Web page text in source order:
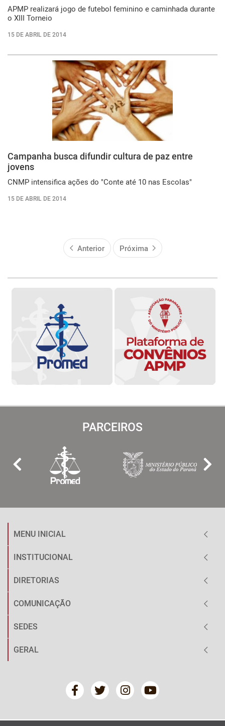
APMP realizará jogo de futebol feminino e caminhada durante
o XIII Torneio
15 DE ABRIL DE 2014
Campanha busca difundir cultura de paz entre
jovens
CNMP intensifica ações do "Conte até 10 nas Escolas"
15 DE ABRIL DE 2014
Anterior Próxima
PARCEIROS
MENU INICIAL
INSTITUCIONAL
DIRETORIAS
COMUNICAÇÃO
SEDES
GERAL